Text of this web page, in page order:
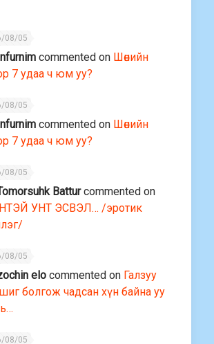
08/05
Infurnim commented on Шөнийн
7 удаа ч юм уу?
08/05
Infurnim commented on Шөнийн
7 удаа ч юм уу?
08/05
Batturcommented on
УНТ ЭСВЭЛ… /эротик
08/05
elo commented on Галзуу
болгож чадсан хүн байна уу
08/05